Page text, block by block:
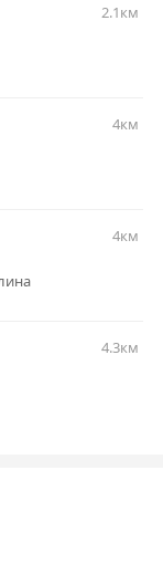
2.1км
4км
4км
4.3км